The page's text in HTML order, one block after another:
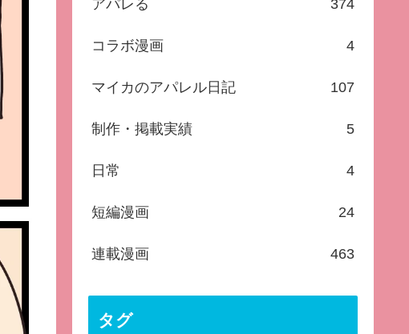
アパレる 374
コラボ漫画 4
マイカのアパレル日記 107
制作・掲載実績 5
日常 4
短編漫画 24
連載漫画 463
タグ